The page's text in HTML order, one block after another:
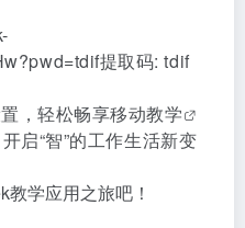
提取码: tdif
，轻松畅享移动教学
启“智”的工作生活新变
学应用之旅吧！